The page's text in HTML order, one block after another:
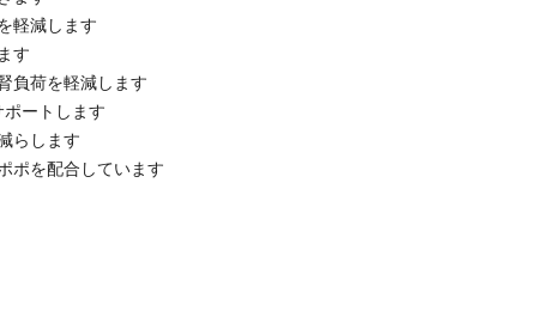
軽減します
す
負荷を軽減します
ポートします
らします
ポを配合しています